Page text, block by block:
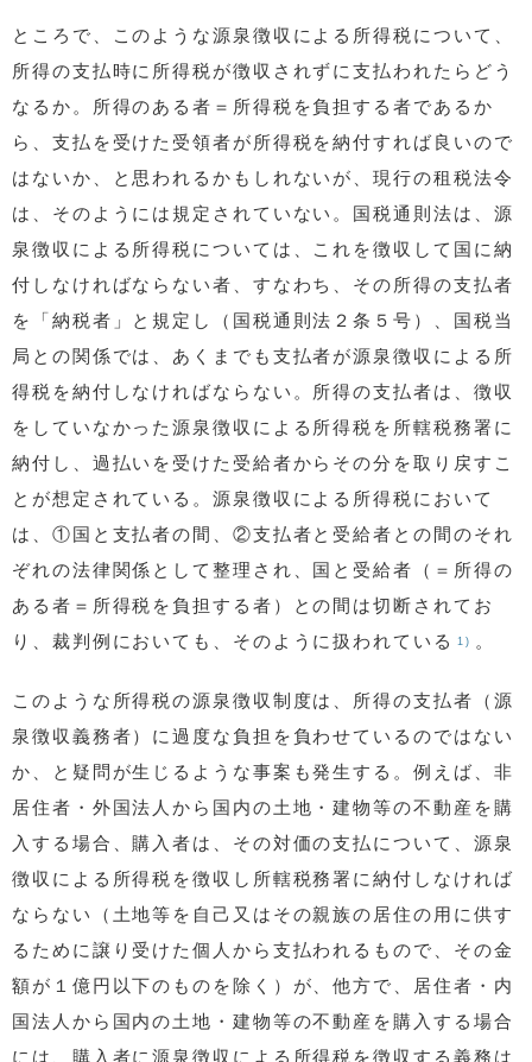
ところで、このような源泉徴収による所得税について、
所得の支払時に所得税が徴収されずに支払われたらどう
なるか。所得のある者＝所得税を負担する者であるか
ら、支払を受けた受領者が所得税を納付すれば良いので
はないか、と思われるかもしれないが、現行の租税法令
は、そのようには規定されていない。国税通則法は、源
泉徴収による所得税については、これを徴収して国に納
付しなければならない者、すなわち、その所得の支払者
を「納税者」と規定し（国税通則法２条５号）、国税当
局との関係では、あくまでも支払者が源泉徴収による所
得税を納付しなければならない。所得の支払者は、徴収
をしていなかった源泉徴収による所得税を所轄税務署に
納付し、過払いを受けた受給者からその分を取り戻すこ
とが想定されている。源泉徴収による所得税において
は、①国と支払者の間、②支払者と受給者との間のそれ
ぞれの法律関係として整理され、国と受給者（＝所得の
ある者＝所得税を負担する者）との間は切断されてお
り、裁判例においても、そのように扱われている
1) 。
このような所得税の源泉徴収制度は、所得の支払者（源
泉徴収義務者）に過度な負担を負わせているのではない
か、と疑問が生じるような事案も発生する。例えば、非
居住者・外国法人から国内の土地・建物等の不動産を購
入する場合、購入者は、その対価の支払について、源泉
徴収による所得税を徴収し所轄税務署に納付しなければ
ならない（土地等を自己又はその親族の居住の用に供す
るために譲り受けた個人から支払われるもので、その金
額が１億円以下のものを除く）が、他方で、居住者・内
国法人から国内の土地・建物等の不動産を購入する場合
には、購入者に源泉徴収による所得税を徴収する義務は